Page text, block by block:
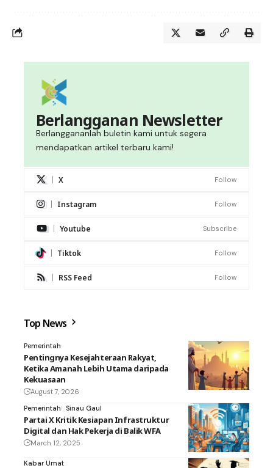
Berlangganan Newsletter
Berlanggananlah buletin kami untuk segera
mendapatkan artikel terbaru kami!
X Follow
Instagram Follow
Youtube Subscribe
Tiktok Follow
RSS Feed Follow
Top News
Pemerintah
Pentingnya Kesejahteraan Rakyat,
Ketika Amanah Lebih Utama daripada
Kekuasaan
August 7, 2026
Pemerintah
Sinau Gaul
Partai X Kritik Kesiapan Infrastruktur
Digital dan Hak Pekerja di Balik WFA
March 12, 2025
Kabar Umat